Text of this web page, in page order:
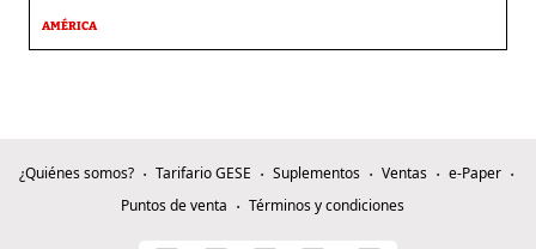
AMÉRICA
¿Quiénes somos? Tarifario GESE Suplementos Ventas
e-Paper
Puntos de venta
Términos y condiciones